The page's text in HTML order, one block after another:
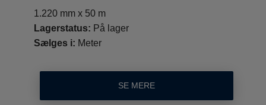
1.220 mm x 50 m
Lagerstatus: På lager
Sælges i: Meter
SE MERE